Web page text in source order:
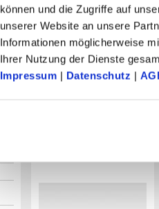
können und die Zugriffe auf
unserer Website an unsere
Informationen möglicherweise
Ihrer Nutzung der Dienste
Impressum | Datenschutz |